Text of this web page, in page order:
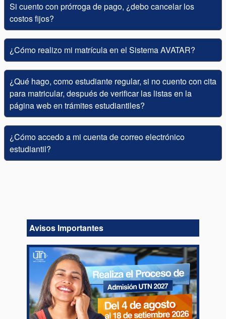
Si cuento con prórroga de pago, ¿debo cancelar los
costos fijos?
¿Cómo realizo mi matrícula en el Sistema AVATAR?
¿Qué hago, como estudiante regular, si no cuento con cita
para matricular, después de verificar las listas en la
página web en trámites estudiantiles?
¿Cómo accedo a mi cuenta de correo electrónico
estudiantil?
Avisos Importantes